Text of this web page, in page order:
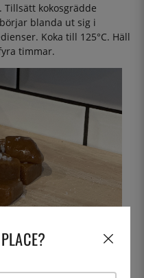
Tillsätt kokosgrädde
blanda ut sig i
Koka till 125°C. Häll
timmar.